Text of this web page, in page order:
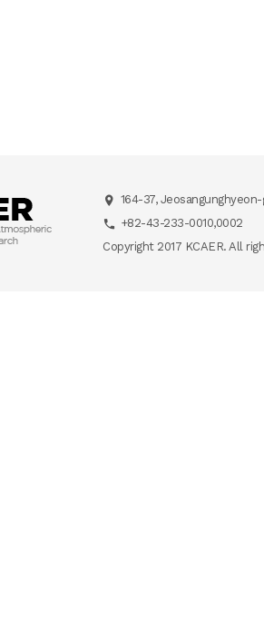
164-37,
+82-43-233-0010,0002
Copyright 2017 KCAER. All